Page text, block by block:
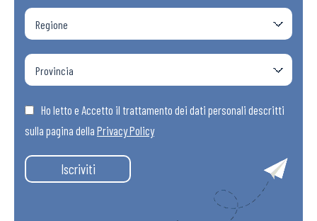
Ho letto e Accetto il trattamento dei dati personali descritti
sulla pagina della Privacy Policy
Iscriviti